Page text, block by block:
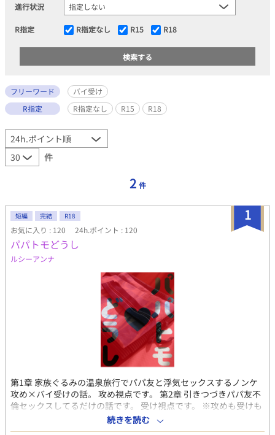
進行状況
R指定 R指定なし R15 R18
フリーワード
バイ受け
R指定
R指定なし R15 R18
件
2 件
1
短編 完結 R18
お気に入り : 120 24h.ポイント : 120
パパトモどうし
ルシーアンナ
第1章 家族ぐるみの温泉旅行でパパ友と浮気セックスするノンケ
攻め×バイ受けの話。 攻め視点です。 第2章 引きつづきパパ友不
倫セックスしてるだけの話です。 受け視点です。 ※攻めも受けも
どっちも倫理観欠如してます。 トモちゃんパパ×スミレちゃんパ
パ Pixiv https://www.pixiv.net/novel/show.php?id=21873198
続きを読む